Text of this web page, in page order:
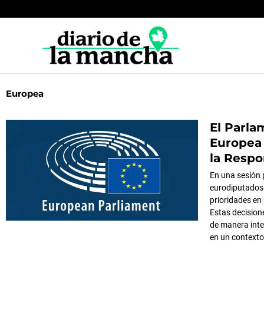
al
Europea
El
la
En una
prioridades
Estas
de manera
en un contexto
PáginaPágina